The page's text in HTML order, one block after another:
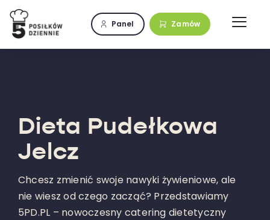
Przejdź
zawartości
Panel Zamów
Dieta Pudełkowa
Jelcz
Chcesz zmienić swoje nawyki żywieniowe, ale
nie wiesz od czego zacząć? Przedstawiamy
5PD.PL – nowoczesny catering dietetyczny